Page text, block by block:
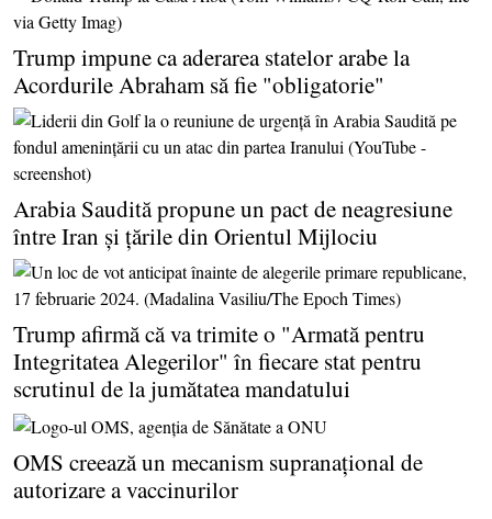
Trump impune ca aderarea statelor arabe la
Acordurile Abraham să fie "obligatorie"
Arabia Saudită propune un pact de neagresiune
între Iran şi ţările din Orientul Mijlociu
Trump afirmă că va trimite o "Armată pentru
Integritatea Alegerilor" în fiecare stat pentru
scrutinul de la jumătatea mandatului
OMS creează un mecanism supranaţional de
autorizare a vaccinurilor